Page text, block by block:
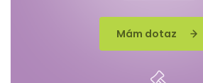
Mám dotaz